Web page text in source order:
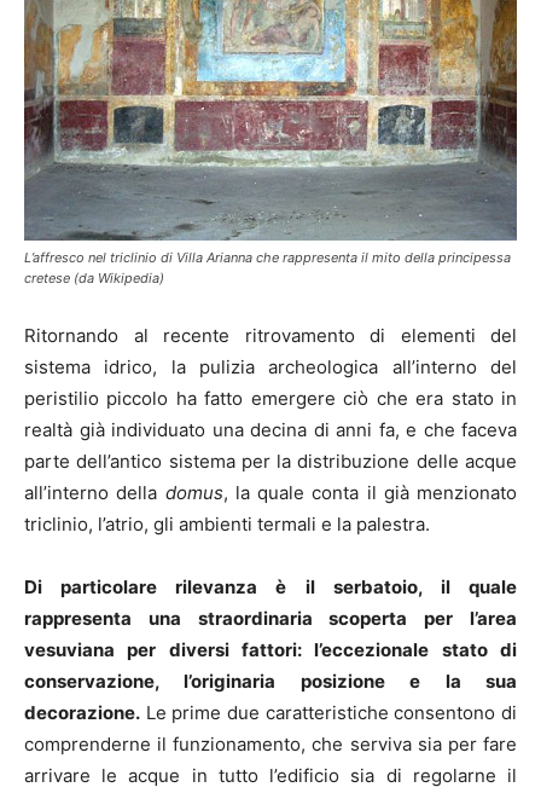
L’affresco nel triclinio di Villa Arianna che rappresenta il mito della principessa
cretese (da Wikipedia)
Ritornando al recente ritrovamento di elementi del
sistema idrico, la pulizia archeologica all’interno del
peristilio piccolo ha fatto emergere ciò che era stato in
realtà già individuato una decina di anni fa, e che faceva
parte dell’antico sistema per la distribuzione delle acque
all’interno della domus, la quale conta il già menzionato
triclinio, l’atrio, gli ambienti termali e la palestra.
Di particolare rilevanza è il serbatoio, il quale
rappresenta una straordinaria scoperta per l’area
vesuviana per diversi fattori: l’eccezionale stato di
conservazione, l’originaria posizione e la sua
decorazione. Le prime due caratteristiche consentono di
comprenderne il funzionamento, che serviva sia per fare
arrivare le acque in tutto l’edificio sia di regolarne il